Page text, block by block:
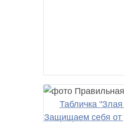
Табличка "Злая
Защищаем себя от